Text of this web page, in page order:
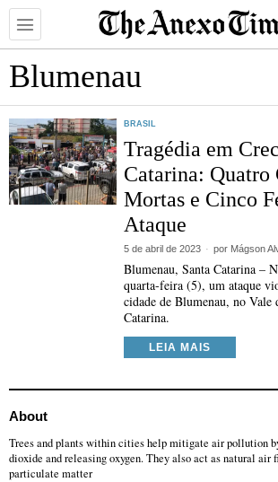
Blumenau
BRASIL
Tragédia em
Catarina: Quatro
Mortas e Cinco
Ataque
5 de abril de 2023 por Mágson
Blumenau, Santa Catarina –
quarta-feira (5), um ataque
cidade de Blumenau, no
Catarina.
LEIA MAIS
About
Trees and plants within cities help mitigate air pollution
dioxide and releasing oxygen. They also act as natural air
particulate matter